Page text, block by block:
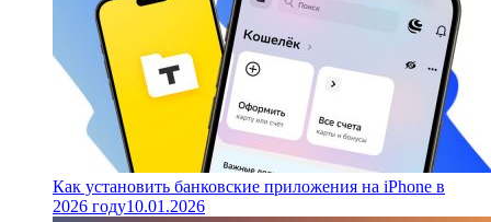
Как установить банковские приложения на iPhone в
2026 году10.01.2026